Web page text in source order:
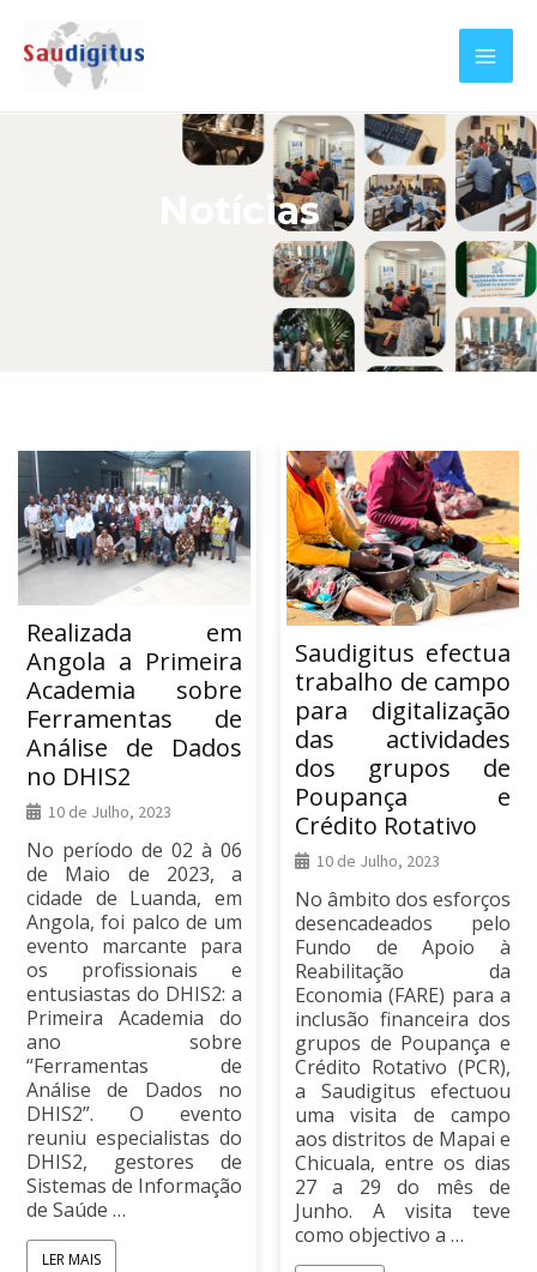
Notícias
Realizada em
Angola a Primeira
Academia sobre
Ferramentas de
Análise de Dados
no DHIS2
10 de Julho, 2023
No período de 02 à 06
de Maio de 2023, a
cidade de Luanda, em
Angola, foi palco de um
evento marcante para
os profissionais e
entusiastas do DHIS2: a
Primeira Academia do
ano sobre
“Ferramentas de
Análise de Dados no
DHIS2”. O evento
reuniu especialistas do
DHIS2, gestores de
Sistemas de Informação
de Saúde …
LER MAIS
Saudigitus efectua
trabalho de campo
para digitalização
das actividades
dos grupos de
Poupança e
Crédito Rotativo
10 de Julho, 2023
No âmbito dos esforços
desencadeados pelo
Fundo de Apoio à
Reabilitação da
Economia (FARE) para a
inclusão financeira dos
grupos de Poupança e
Crédito Rotativo (PCR),
a Saudigitus efectuou
uma visita de campo
aos distritos de Mapai e
Chicuala, entre os dias
27 a 29 do mês de
Junho. A visita teve
como objectivo a …